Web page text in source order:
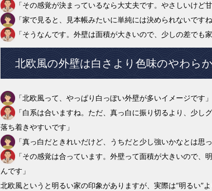
「その感覚が決まっているなら大丈夫です。やさしいけど
「家で見ると、見本帳みたいに単純には決められないですね
「そうなんです。外壁は面積が大きいので、少しの差でも
北欧風の外壁は白さより色味のやわら
「北欧風って、やっぱり白っぽい外壁が多いイメージです」
「白系は合いますね。ただ、真っ白に振り切るより、少
落ち着きやすいです」
「真っ白だときれいだけど、うちだと少し強いかなとは思っ
「その感覚は合っています。外壁って面積が大きいので
んです」
北欧風というと明るい家の印象がありますが、実際は“明るい”